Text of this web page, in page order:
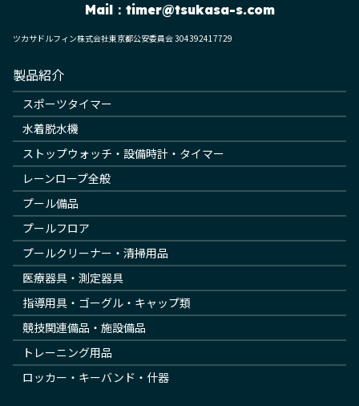
Mail： timer@tsukasa-s.com
ツカサドルフィン株式会社東京都公安委員会 304392417729
製品紹介
スポーツタイマー
水着脱水機
ストップウォッチ・設備時計・タイマー
レーンロープ全般
プール備品
プールフロア
プールクリーナー・清掃用品
医療器具・測定器具
指導用具・ゴーグル・キャップ類
競技関連備品・施設備品
トレーニング用品
ロッカー・キーバンド・什器